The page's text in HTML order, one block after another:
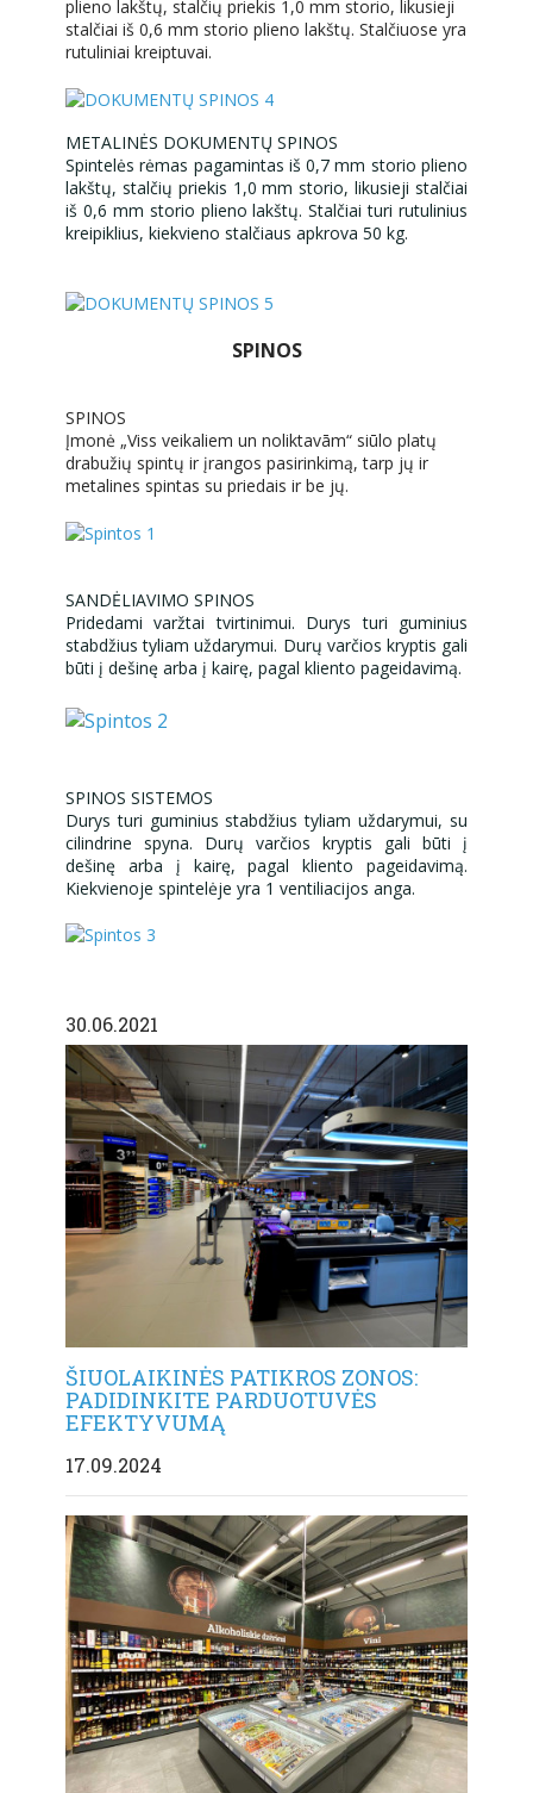
plieno lakštų, stalčių priekis 1,0 mm storio, likusieji
stalčiai iš 0,6 mm storio plieno lakštų. Stalčiuose yra
rutuliniai kreiptuvai.
METALINĖS DOKUMENTŲ SPINOS
Spintelės rėmas pagamintas iš 0,7 mm storio plieno
lakštų, stalčių priekis 1,0 mm storio, likusieji stalčiai
iš 0,6 mm storio plieno lakštų. Stalčiai turi rutulinius
kreipiklius, kiekvieno stalčiaus apkrova 50 kg.
SPINOS
SPINOS
Įmonė „Viss veikaliem un noliktavām“ siūlo platų
drabužių spintų ir įrangos pasirinkimą, tarp jų ir
metalines spintas su priedais ir be jų.
SANDĖLIAVIMO SPINOS
Pridedami varžtai tvirtinimui. Durys turi guminius
stabdžius tyliam uždarymui. Durų varčios kryptis gali
būti į dešinę arba į kairę, pagal kliento pageidavimą.
SPINOS SISTEMOS
Durys turi guminius stabdžius tyliam uždarymui, su
cilindrine spyna. Durų varčios kryptis gali būti į
dešinę arba į kairę, pagal kliento pageidavimą.
Kiekvienoje spintelėje yra 1 ventiliacijos anga.
30.06.2021
ŠIUOLAIKINĖS PATIKROS ZONOS:
PADIDINKITE PARDUOTUVĖS
EFEKTYVUMĄ
17.09.2024